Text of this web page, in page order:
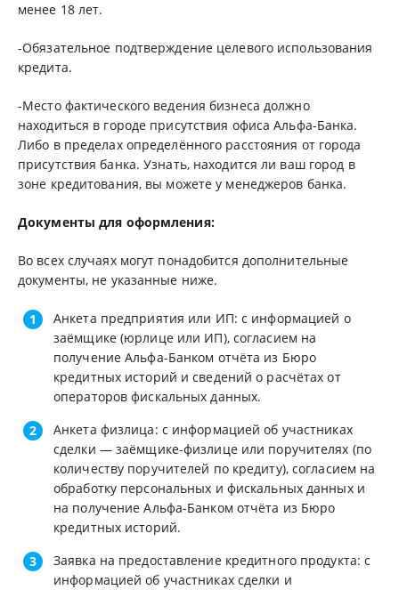
менее 18 лет.
-Обязательное подтверждение целевого использования
кредита.
-Место фактического ведения бизнеса должно
находиться в городе присутствия офиса Альфа-Банка.
Либо в пределах определённого расстояния от города
присутствия банка. Узнать, находится ли ваш город в
зоне кредитования, вы можете у менеджеров банка.
Документы для оформления:
Во всех случаях могут понадобится дополнительные
документы, не указанные ниже.
Анкета предприятия или ИП: с информацией о
заёмщике (юрлице или ИП), согласием на
получение Альфа-Банком отчёта из Бюро
кредитных историй и сведений о расчётах от
операторов фискальных данных.
Анкета физлица: с информацией об участниках
сделки — заёмщике-физлице или поручителях (по
количеству поручителей по кредиту), согласием на
обработку персональных и фискальных данных и
на получение Альфа-Банком отчёта из Бюро
кредитных историй.
Заявка на предоставление кредитного продукта: с
информацией об участниках сделки и